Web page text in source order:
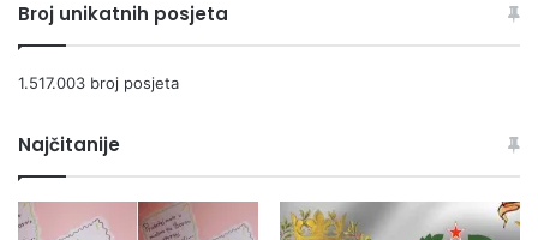
Broj unikatnih posjeta
1.517.003 broj posjeta
Najčitanije